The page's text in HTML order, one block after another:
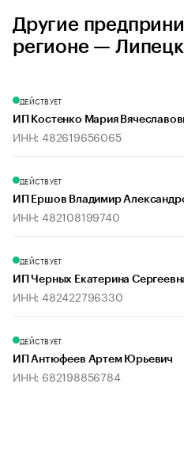
Другие
регионе —
ДЕЙСТВУЕТ
ИП Костенко Мария
ИНН: 482619656065
ДЕЙСТВУЕТ
ИП Ершов Владимир
ИНН: 482108199740
ДЕЙСТВУЕТ
ИП Черных Екатерина
ИНН: 482422796330
ДЕЙСТВУЕТ
ИП Антюфеев Артем Юрьевич
ИНН: 682198856784